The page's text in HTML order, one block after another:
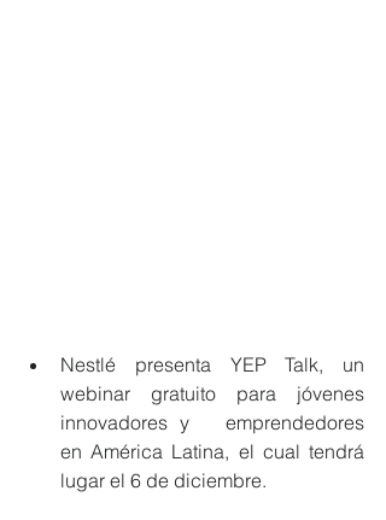
Nestlé presenta YEP Talk, un
webinar gratuito para jóvenes
innovadores y 	emprendedores
en América Latina, el cual tendrá
lugar el 6 de diciembre.